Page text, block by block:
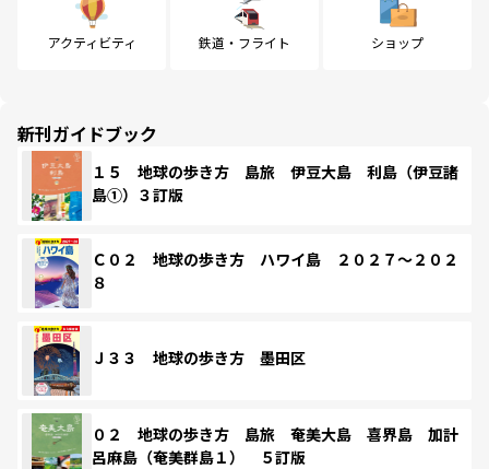
アクティビティ 鉄道・フライト ショップ
新刊ガイドブック
１５ 地球の歩き方 島旅 伊豆大島 利島（伊豆諸
島①）３訂版
Ｃ０２ 地球の歩き方 ハワイ島 ２０２７～２０２
８
Ｊ３３ 地球の歩き方 墨田区
０２ 地球の歩き方 島旅 奄美大島 喜界島 加計
呂麻島（奄美群島１） ５訂版